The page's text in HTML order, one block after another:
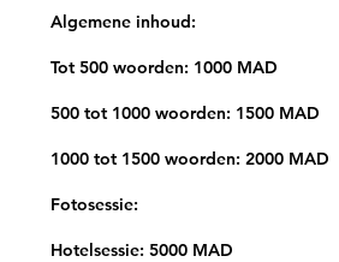
Algemene inhoud:
Tot 500 woorden: 1000 MAD
500 tot 1000 woorden: 1500 MAD
1000 tot 1500 woorden: 2000 MAD
Fotosessie:
Hotelsessie: 5000 MAD